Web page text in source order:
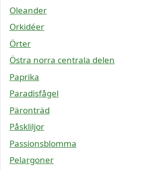
Oleander
Orkidéer
Örter
Östra norra centrala delen
Paprika
Paradisfågel
Päronträd
Påskliljor
Passionsblomma
Pelargoner